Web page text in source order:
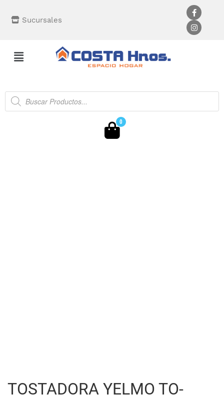
Sucursales
0
TOSTADORA YELMO TO-